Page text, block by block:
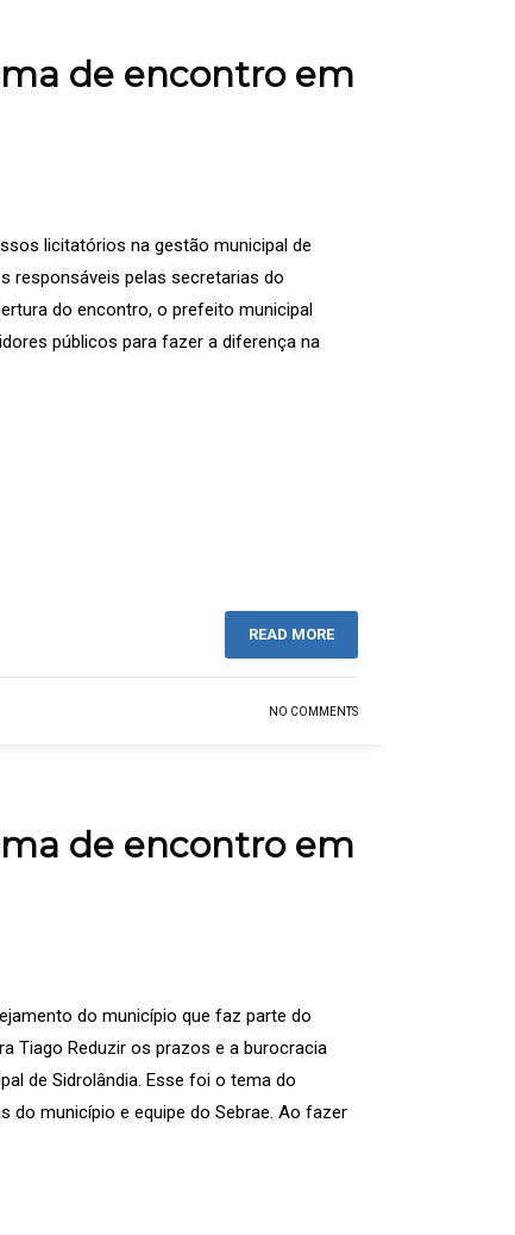
de encontro em
licitatórios na gestão municipal de
responsáveis pelas secretarias do
do encontro, o prefeito municipal
públicos para fazer a diferença na
READ MORE
NO COMMENTS
de encontro em
do município que faz parte do
Tiago Reduzir os prazos e a burocracia
de Sidrolândia. Esse foi o tema do
do município e equipe do Sebrae. Ao fazer